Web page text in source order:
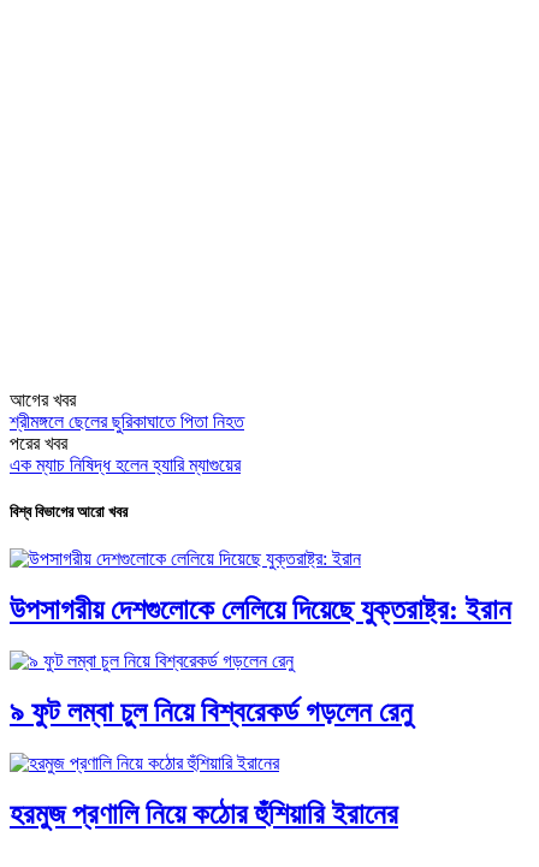
আগের খবর
শ্রীমঙ্গলে ছেলের ছুরিকাঘাতে পিতা নিহত
পরের খবর
এক ম্যাচ নিষিদ্ধ হলেন হ্যারি ম্যাগুয়ের
বিশ্ব বিভাগের আরো খবর
উপসাগরীয় দেশগুলোকে লেলিয়ে দিয়েছে যুক্তরাষ্ট্র: ইরান
৯ ফুট লম্বা চুল নিয়ে বিশ্বরেকর্ড গড়লেন রেনু
হরমুজ প্রণালি নিয়ে কঠোর হুঁশিয়ারি ইরানের